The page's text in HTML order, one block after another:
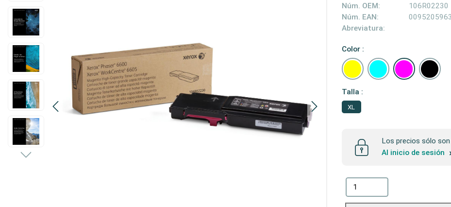
Núm. OEM:
106R02230
Núm. EAN:
Abreviatura:
Color :
Talla :
XL
Los precios sólo
Al inicio de sesión